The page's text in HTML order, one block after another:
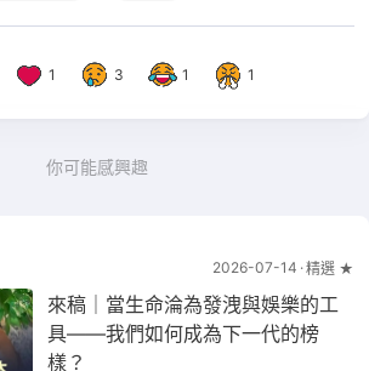
1 3 1 1
你可能感興趣
2026-07-14 精選 ★
來稿｜當生命淪為發洩與娛樂的工
具——我們如何成為下一代的榜
樣？